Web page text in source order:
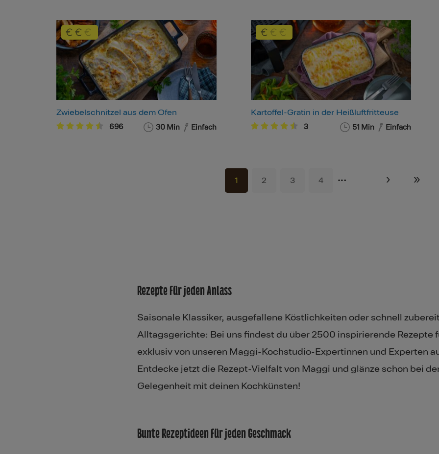
Zwiebelschnitzel aus dem Ofen
696 30 Min Einfach
Kartoffel-Gratin in der Heißluftfritteuse
3 51 Min Einfach
1 2 3 4 … › »
Rezepte für jeden Anlass
Saisonale Klassiker, ausgefallene Köstlichkeiten oder schnell
Alltagsgerichte: Bei uns findest du über 2500 inspirierende Rezepte
exklusiv von unseren Maggi-Kochstudio-Expertinnen und Experten
Entdecke jetzt die Rezept-Vielfalt von Maggi und glänze schon bei
Gelegenheit mit deinen Kochkünsten!
Bunte Rezeptideen für jeden Geschmack